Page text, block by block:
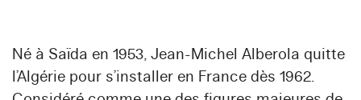
Né à Saïda en 1953, Jean-Michel Alberola quitte
l’Algérie pour s’installer en France dès 1962.